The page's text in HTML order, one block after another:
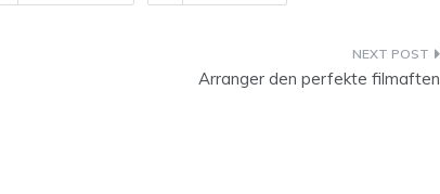
Arranger den perfekte filmaften